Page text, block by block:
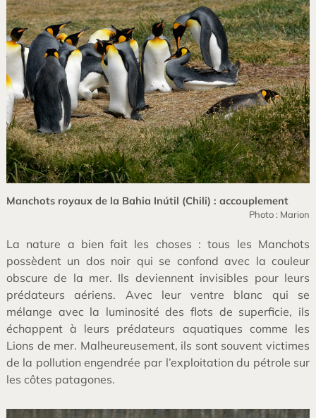
Manchots royaux de la Bahia Inútil (Chili) : accouplement
Photo : Marion
La nature a bien fait les choses : tous les Manchots
possèdent un dos noir qui se confond avec la couleur
obscure de la mer. Ils deviennent invisibles pour leurs
prédateurs aériens. Avec leur ventre blanc qui se
mélange avec la luminosité des flots de superficie, ils
échappent à leurs prédateurs aquatiques comme les
Lions de mer. Malheureusement, ils sont souvent victimes
de la pollution engendrée par l’exploitation du pétrole sur
les côtes patagones.